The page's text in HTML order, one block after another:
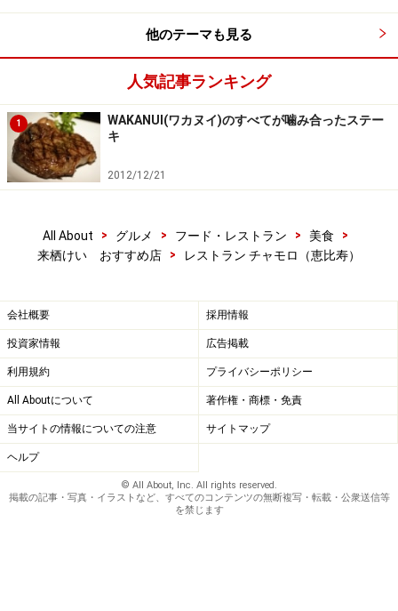
他のテーマも見る
人気記事ランキング
1
WAKANUI(ワカヌイ)のすべてが噛み合ったステー
キ
2012/12/21
All About > グルメ > フード・レストラン > 美食
>
来栖けい おすすめ店
> レストラン チャモロ（恵比寿）
会社概要 採用情報
投資家情報 広告掲載
利用規約 プライバシーポリシー
All Aboutについて 著作権・商標・免責
当サイトの情報についての注意 サイトマップ
ヘルプ
© All About, Inc. All rights reserved.
掲載の記事・写真・イラストなど、すべてのコンテンツの無断複写・転載・公衆送信等
を禁じます